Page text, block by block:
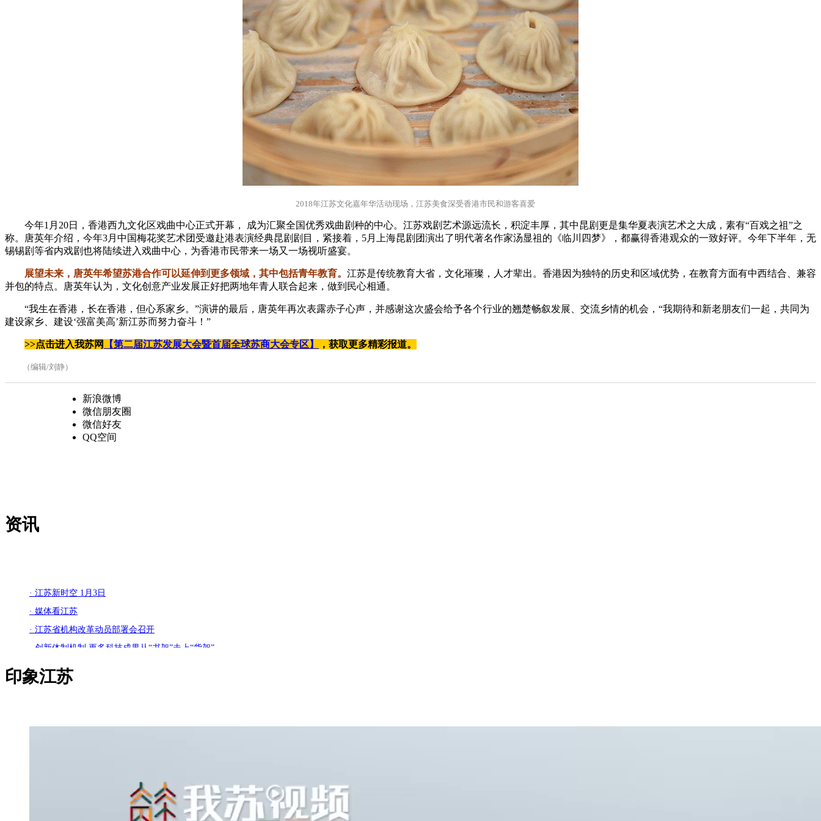
2018年江苏文化嘉年华活动现场，江苏美食深受香港市民和游客喜爱
今年1月20日，香港西九文化区戏曲中心正式开幕， 成为汇聚全国优秀戏曲剧种的中心。江苏戏剧艺术源远流长，积淀丰厚，其中昆剧更是集华夏表演艺术之大成，素有“百戏之祖”之
称。唐英年介绍，今年3月中国梅花奖艺术团受邀赴港表演经典昆剧剧目，紧接着，5月上海昆剧团演出了明代著名作家汤显祖的《临川四梦》，都赢得香港观众的一致好评。今年下半年，无
锡锡剧等省内戏剧也将陆续进入戏曲中心，为香港市民带来一场又一场视听盛宴。
展望未来，唐英年希望苏港合作可以延伸到更多领域，其中包括青年教育。 江苏是传统教育大省，文化璀璨，人才辈出。香港因为独特的历史和区域优势，在教育方面有中西结合、兼容
并包的特点。唐英年认为，文化创意产业发展正好把两地年青人联合起来，做到民心相通。
“我生在香港，长在香港，但心系家乡。”演讲的最后，唐英年再次表露赤子心声，并感谢这次盛会给予各个行业的翘楚畅叙发展、交流乡情的机会， “我期待和新老朋友们一起，共同为
建设家乡、建设‘强富美高’新江苏而努力奋斗！”
>>点击进入我苏网 【第二届江苏发展大会暨首届全球苏商大会专区】 ，获取更多精彩报道。
（编辑/刘静）
新浪微博
微信朋友圈
微信好友
QQ空间
资讯
· 江苏新时空 1月3日
· 媒体看江苏
· 江苏省机构改革动员部署会召开
· 创新体制机制 更多科技成果从“书架”走上“货架”
· 岗位上新 江苏各地举办新年首场招聘会
· 苏州：奋力打造全球具有领先地位的“智造之城”
印象江苏